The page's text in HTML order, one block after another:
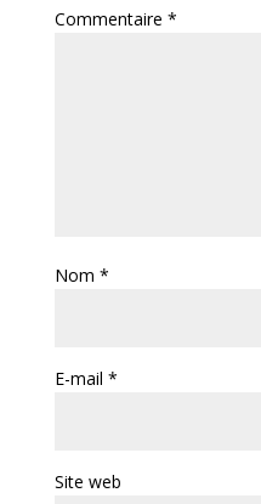
Commentaire *
Nom *
E-mail *
Site web